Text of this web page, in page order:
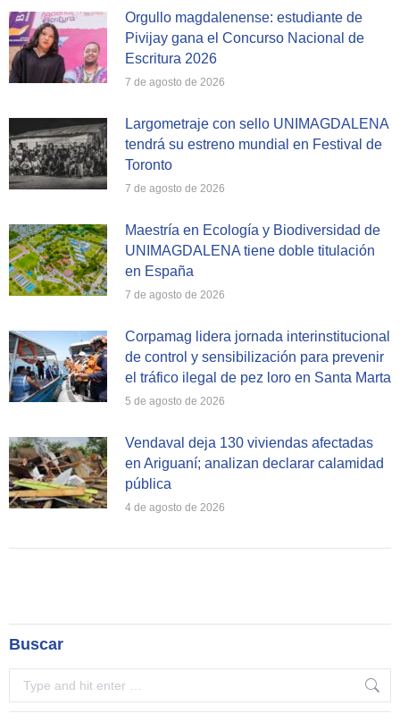
Orgullo magdalenense: estudiante de
Pivijay gana el Concurso Nacional de
Escritura 2026
7 de agosto de 2026
Largometraje con sello UNIMAGDALENA
tendrá su estreno mundial en Festival de
Toronto
7 de agosto de 2026
Maestría en Ecología y Biodiversidad de
UNIMAGDALENA tiene doble titulación
en España
7 de agosto de 2026
Corpamag lidera jornada interinstitucional
de control y sensibilización para prevenir
el tráfico ilegal de pez loro en Santa Marta
5 de agosto de 2026
Vendaval deja 130 viviendas afectadas
en Ariguaní; analizan declarar calamidad
pública
4 de agosto de 2026
Buscar